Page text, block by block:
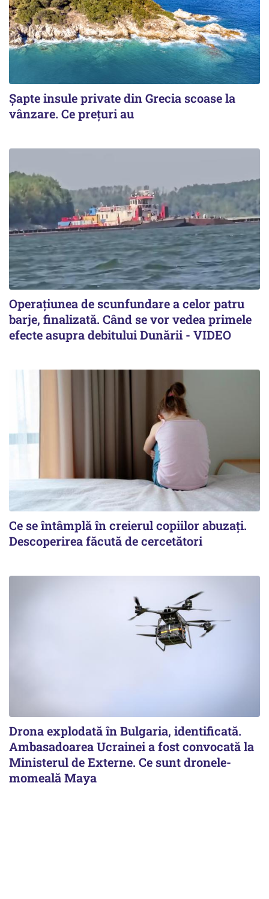
Șapte insule private din Grecia scoase la
vânzare. Ce prețuri au
Operațiunea de scunfundare a celor patru
barje, finalizată. Când se vor vedea primele
efecte asupra debitului Dunării - VIDEO
Ce se întâmplă în creierul copiilor abuzați.
Descoperirea făcută de cercetători
Drona explodată în Bulgaria, identificată.
Ambasadoarea Ucrainei a fost convocată la
Ministerul de Externe. Ce sunt dronele-
momeală Maya